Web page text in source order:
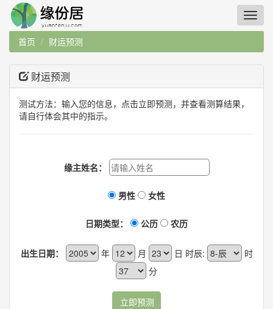
首页 财运预测
财运预测
测试方法：输入您的信息，点击立即预测，并查看测算结果，
请自行体会其中的指示。
缘主姓名：
男性 女性
日期类型： 公历 农历
出生日期： 年 月 日 时辰:
时
分
立即预测